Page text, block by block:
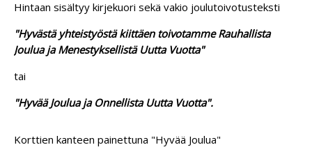
Hintaan sisältyy kirjekuori sekä vakio joulutoivotusteksti
"Hyvästä yhteistyöstä kiittäen toivotamme Rauhallista
Joulua ja Menestyksellistä Uutta Vuotta"
tai
"Hyvää Joulua ja Onnellista Uutta Vuotta".
Korttien kanteen painettuna "Hyvää Joulua"